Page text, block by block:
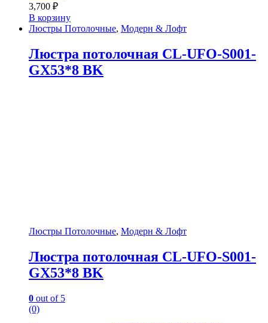
3,700 ₽
В корзину
Люстры Потолочные, Модерн & Лофт
Люстра потолочная CL-UFO-S001-
GX53*8 BK
Люстры Потолочные, Модерн & Лофт
Люстра потолочная CL-UFO-S001-
GX53*8 BK
0 out of 5
(0)